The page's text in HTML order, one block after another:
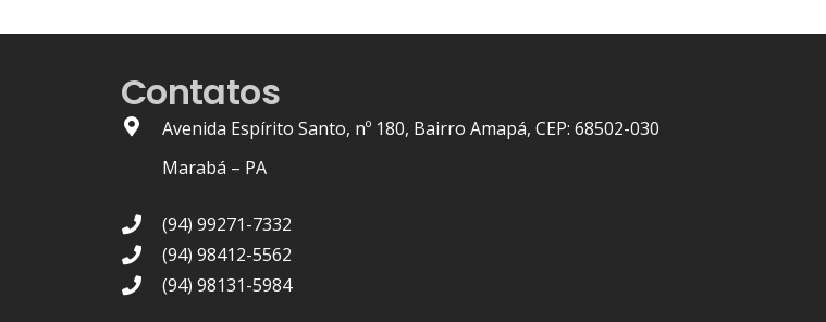
Contatos
Avenida Espírito Santo, nº 180, Bairro Amapá, CEP: 68502-030
Marabá – PA
(94) 99271-7332
(94) 98412-5562
(94) 98131-5984